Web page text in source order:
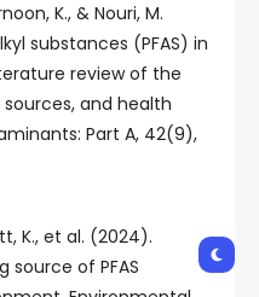
K., & Nouri, M.
substances (PFAS) in
review of the
and health
Part A, 42(9),
K., et al. (2024).
source of PFAS